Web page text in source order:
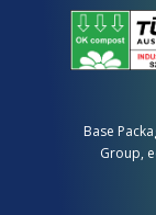
Base
Group,